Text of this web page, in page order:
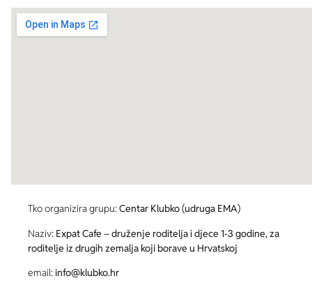
Tko organizira grupu:Centar Klubko (udruga EMA)
Naziv: Expat Cafe – druženje roditelja i djece 1-3 godine, za
roditelje iz drugih zemalja koji borave u Hrvatskoj
email:info@klubko.hr